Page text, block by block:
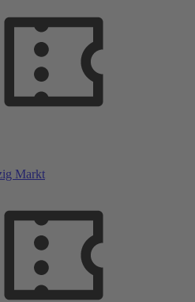
Markt